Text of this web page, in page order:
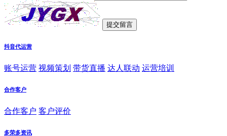
抖音代运营
账号运营 视频策划 带货直播 达人联动 运营培训
合作客户
合作客户 客户评价
多荣多资讯